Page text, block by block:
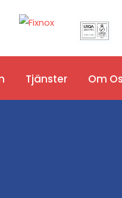
Tjänster Om